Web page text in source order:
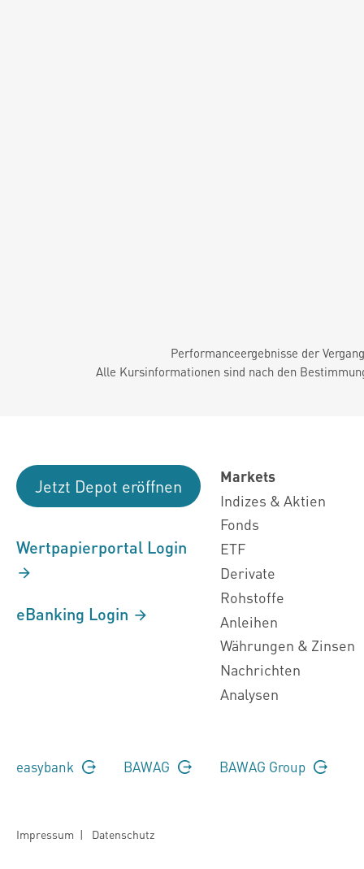
Performanceergebnisse der
Alle Kursinformationen sind nach den
Jetzt Depot eröffnen
Wertpapierportal Login
eBanking Login
Markets
Indizes & Aktien
Fonds
ETF
Derivate
Rohstoffe
Anleihen
Währungen & Zinsen
Nachrichten
Analysen
easybank BAWAG BAWAG Group
Impressum | Datenschutz